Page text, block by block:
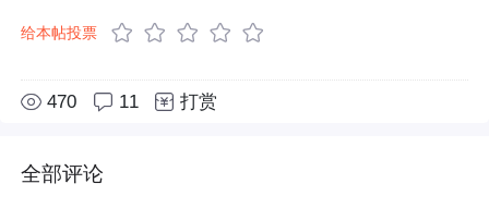
给本帖投票
470 11 打赏
全部评论